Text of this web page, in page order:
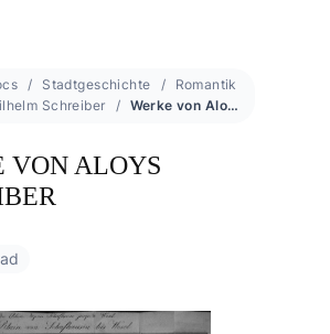
Stadtgeschichte
Romantik
Schreiber
Werke von Aloys Schreiber
VON ALOYS